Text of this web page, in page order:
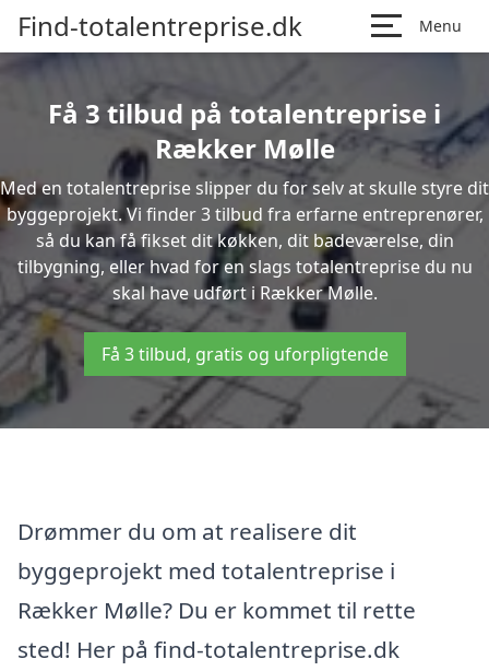
Find-totalentreprise.dk Menu
Få 3 tilbud på totalentreprise i
Rækker Mølle
Med en totalentreprise slipper du for selv at skulle styre dit
byggeprojekt. Vi finder 3 tilbud fra erfarne entreprenører,
så du kan få fikset dit køkken, dit badeværelse, din
tilbygning, eller hvad for en slags totalentreprise du nu
skal have udført i Rækker Mølle.
Få 3 tilbud, gratis og uforpligtende
Drømmer du om at realisere dit
byggeprojekt med totalentreprise i
Rækker Mølle? Du er kommet til rette
sted! Her på find-totalentreprise.dk